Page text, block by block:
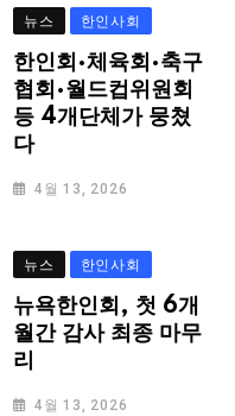
뉴스 한인사회
한인회·체육회·축구
협회·월드컵위원회
등 4개단체가 뭉쳤
다
4월 13, 2026
뉴스 한인사회
뉴욕한인회, 첫 6개
월간 감사 최종 마무
리
4월 13, 2026